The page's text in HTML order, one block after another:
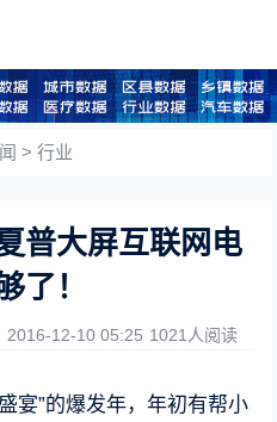
>行业
普大屏互联网电
了！
2016-12-10 05:25 1021人阅读
宴”的爆发年，年初有帮小